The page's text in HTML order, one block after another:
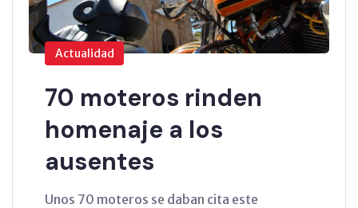
Actualidad
70 moteros rinden
homenaje a los
ausentes
Unos 70 moteros se daban cita este